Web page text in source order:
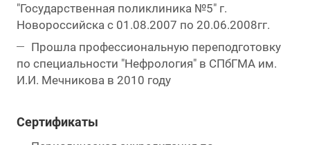
"Государственная поликлиника №5" г.
Новороссийска с 01.08.2007 по 20.06.2008гг.
Прошла профессиональную переподготовку
по специальности "Нефрология" в СПбГМА им.
И.И. Мечникова в 2010 году
Сертификаты